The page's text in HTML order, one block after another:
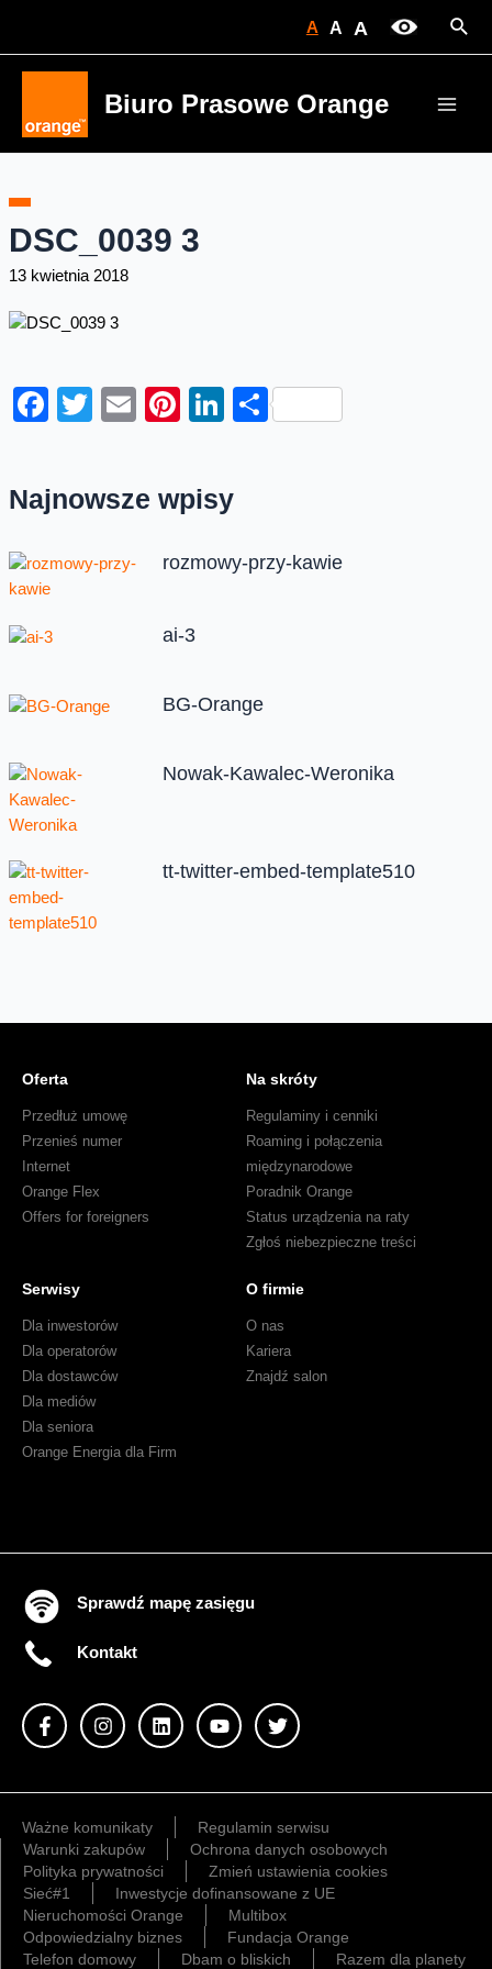
A A A
Biuro Prasowe Orange
DSC_0039 3
13 kwietnia 2018
Facebook
Twitter
EmailPinterest
LinkedIn
Share
Najnowsze wpisy
rozmowy-przy-kawie
ai-3
BG-Orange
Nowak-Kawalec-Weronika
tt-twitter-embed-template510
Oferta
Przedłuż umowę
Przenieś numer
Internet
Orange Flex
Offers for foreigners
Na skróty
Regulaminy i cenniki
Roaming i połączenia
międzynarodowe
Poradnik Orange
Status urządzenia na raty
Zgłoś niebezpieczne treści
Serwisy
Dla inwestorów
Dla operatorów
Dla dostawców
Dla mediów
Dla seniora
Orange Energia dla Firm
O firmie
O nas
Kariera
Znajdź salon
Sprawdź mapę zasięgu
Kontakt
Ważne komunikaty
Regulamin serwisu
Warunki zakupów
Ochrona danych osobowych
Polityka prywatności
Zmień ustawienia cookies
Sieć#1
Inwestycje dofinansowane z UE
Nieruchomości Orange
Multibox
Odpowiedzialny biznes
Fundacja Orange
Telefon domowy
Dbam o bliskich Razem dla planety